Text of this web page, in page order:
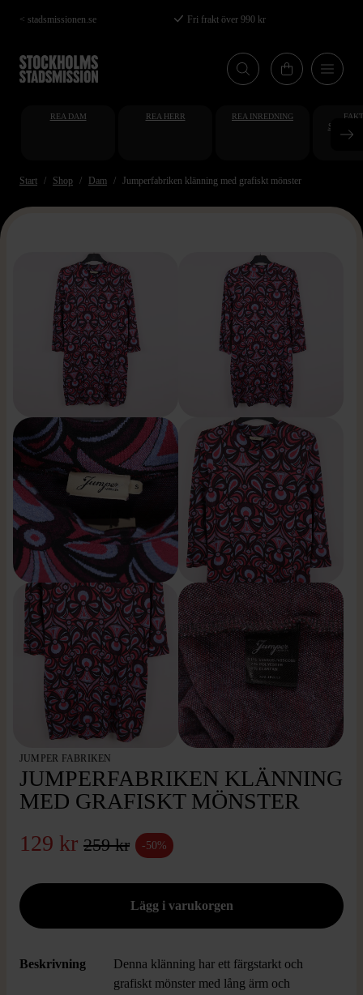
Hoppa
till
huvudinnehåll
< stadsmissionen.se Fri frakt över 990 kr
REA DAM REA HERR REA INREDNING
Start Shop Dam Jumperfabriken klänning med grafiskt mönster
JUMPER FABRIKEN
JUMPERFABRIKEN KLÄNNING
MED GRAFISKT MÖNSTER
129 kr 259 kr -50%
Beskrivning
Denna klänning har ett färgstarkt och
grafiskt mönster med lång ärm och